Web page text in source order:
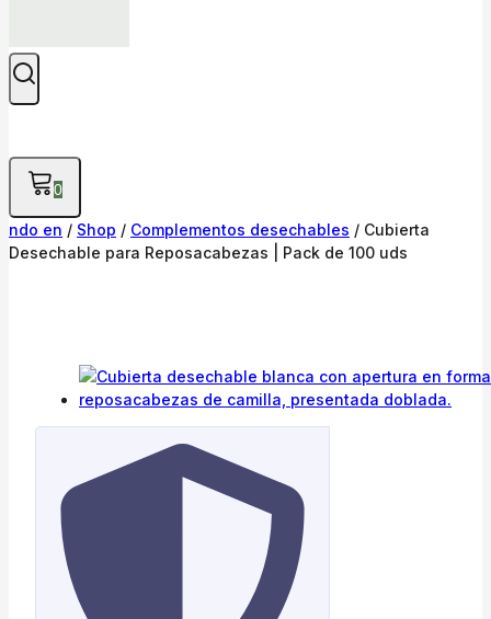
0
ndo en / Shop / Complementos desechables / Cubierta
Desechable para Reposacabezas | Pack de 100 uds